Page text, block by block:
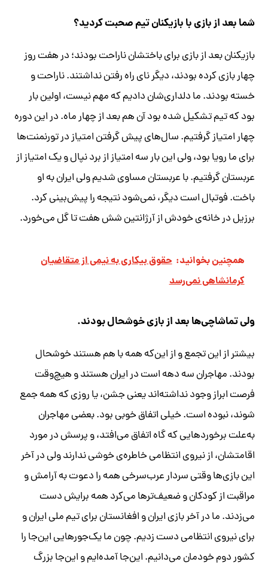
شما بعد از بازی با بازیکنان تیم صحبت کردید؟
بازیکنان بعد از بازی برای باختشان ناراحت بودند؛ در هفت روز
چهار بازی کرده بودند، دیگر نای راه رفتن نداشتند. ناراحت و
خسته بودند. ما دلداری‌شان دادیم که مهم نیست، اولین بار
بود که تیم تشکیل شده بود آن هم بعد از چهار ماه. در این دوره
چهار امتیاز گرفتیم. سال‌های پیش گرفتن امتیاز در تورنمنت‌ها
برای ما رویا بود، ولی این بار سه امتیاز از برد نپال و یک امتیاز از
عربستان گرفتیم. با عربستان مساوی شدیم ولی ایران به او
باخت. فوتبال است دیگر، نمی‌شود نتیجه را پیش‌بینی کرد.
برزیل در خانه‌ی خودش از آرژانتین شش هفت تا گل می‌خورد.
همچنین بخوانید: حقوق بیکاری به نیمی از متقاضیان
کرمانشاهی نمی‌رسد
ولی تماشاچی‌ها بعد از بازی خوشحال بودند.
بیشتر از این تجمع و از این‌که همه با هم هستند خوشحال
بودند. مهاجران سه دهه است در ایران هستند و هیچ‌وقت
فرصت ابراز وجود نداشته‌اند یعنی جشن، یا روزی که همه جمع
شوند، نبوده است. خیلی اتفاق خوبی بود. بعضی مهاجران
به‌علت برخوردهایی که گاه اتفاق می‌افتد، و پرسش در مورد
اقامتشان، از نیروی انتظامی خاطره‌ی خوشی ندارند ولی در آخر
این بازی‌ها وقتی سردار عرب‌سرخی همه را دعوت به آرامش و
مراقبت از کودکان و ضعیف‌ترها می‌کرد همه برایش دست
می‌زدند. ما در آخر بازی ایران و افغانستان برای تیم ملی ایران و
برای نیروی انتظامی دست زدیم. چون ما یک‌جورهایی این‌جا را
کشور دوم خودمان می‌دانیم. این‌جا آمده‌ایم و این‌جا بزرگ